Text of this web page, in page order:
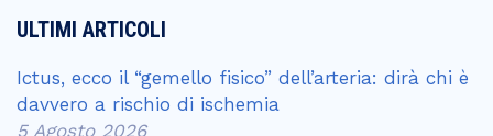
ULTIMI ARTICOLI
Ictus, ecco il “gemello fisico” dell’arteria: dirà chi è
davvero a rischio di ischemia
5 Agosto 2026